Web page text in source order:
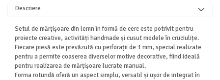
Descriere
Setul de mărțișoare din lemn în formă de cerc este potrivit pentru
proiecte creative, activități handmade și cusut modele în cruciulițe.
Fiecare piesă este prevăzută cu perforații de 1 mm, special realizate
pentru a permite coaserea diverselor motive decorative, fiind ideală
pentru realizarea de mărțișoare lucrate manual.
Forma rotundă oferă un aspect simplu, versatil și ușor de integrat în